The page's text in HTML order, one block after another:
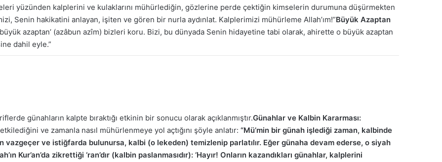
yüzünden kalplerini ve kulaklarını mühürlediğin, gözlerine perde çektiğin kimselerin durumuna düşürmekten
Senin hakikatini anlayan, işiten ve gören bir nurla aydınlat. Kalplerimizi mühürleme Allah’ım!”Büyük Azaptan
azaptan’ (azâbun azîm) bizleri koru. Bizi, bu dünyada Senin hidayetine tabi olarak, ahirette o büyük azaptan
dahil eyle.”
günahların kalpte bıraktığı etkinin bir sonucu olarak açıklanmıştır.Günahlar ve Kalbin Kararması:
ve zamanla nasıl mühürlenmeye yol açtığını şöyle anlatır: “Mü’min bir günah işlediği zaman, kalbinde
ve istiğfarda bulunursa, kalbi (o lekeden) temizlenip parlatılır. Eğer günaha devam ederse, o siyah
Kur’an’da zikrettiği ‘ran’dır (kalbin paslanmasıdır): ‘Hayır! Onların kazandıkları günahlar, kalplerini